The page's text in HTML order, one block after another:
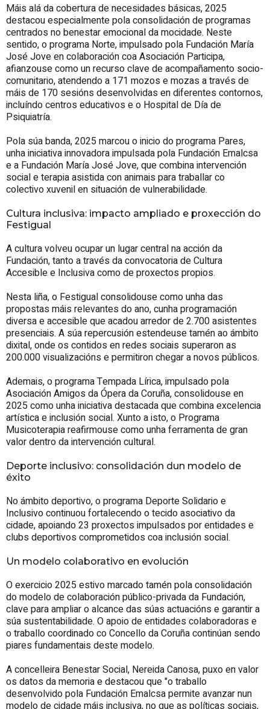
Máis alá da cobertura de necesidades básicas, 2025
destacou especialmente pola consolidación de programas
centrados no benestar emocional da mocidade. Neste
sentido, o programa Norte, impulsado pola Fundación María
José Jove en colaboración coa Asociación Participa,
afianzouse como un recurso clave de acompañamento socio-
comunitario, atendendo a 171 mozos e mozas a través de
máis de 170 sesións desenvolvidas en diferentes contornos,
incluíndo centros educativos e o Hospital de Día de
Psiquiatría.
Pola súa banda, 2025 marcou o inicio do programa Pares,
unha iniciativa innovadora impulsada pola Fundación Emalcsa
e a Fundación María José Jove, que combina intervención
social e terapia asistida con animais para traballar co
colectivo xuvenil en situación de vulnerabilidade.
Cultura inclusiva: impacto ampliado e proxección do
Festigual
A cultura volveu ocupar un lugar central na acción da
Fundación, tanto a través da convocatoria de Cultura
Accesible e Inclusiva como de proxectos propios.
Nesta liña, o Festigual consolidouse como unha das
propostas máis relevantes do ano, cunha programación
diversa e accesible que acadou arredor de 2.700 asistentes
presenciais. A súa repercusión estendeuse tamén ao ámbito
dixital, onde os contidos en redes sociais superaron as
200.000 visualizacións e permitiron chegar a novos públicos.
Ademais, o programa Tempada Lírica, impulsado pola
Asociación Amigos da Ópera da Coruña, consolidouse en
2025 como unha iniciativa destacada que combina excelencia
artística e inclusión social. Xunto a isto, o Programa
Musicoterapia reafirmouse como unha ferramenta de gran
valor dentro da intervención cultural.
Deporte inclusivo: consolidación dun modelo de
éxito
No ámbito deportivo, o programa Deporte Solidario e
Inclusivo continuou fortalecendo o tecido asociativo da
cidade, apoiando 23 proxectos impulsados por entidades e
clubs deportivos comprometidos coa inclusión social.
Un modelo colaborativo en evolución
O exercicio 2025 estivo marcado tamén pola consolidación
do modelo de colaboración público-privada da Fundación,
clave para ampliar o alcance das súas actuacións e garantir a
súa sustentabilidade. O apoio de entidades colaboradoras e
o traballo coordinado co Concello da Coruña continúan sendo
piares fundamentais deste modelo.
A concelleira Benestar Social, Nereida Canosa, puxo en valor
os datos da memoria e destacou que "o traballo
desenvolvido pola Fundación Emalcsa permite avanzar nun
modelo de cidade máis inclusiva, no que as políticas sociais,